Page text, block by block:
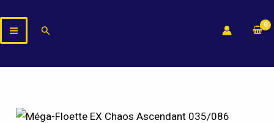
au
contenu
Rechercher
quantité